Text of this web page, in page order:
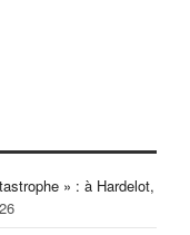
» : à Hardelot,